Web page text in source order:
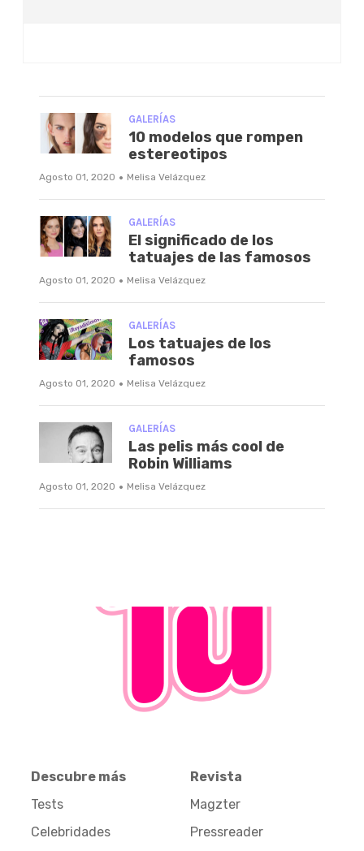
GALERÍAS
10 modelos que rompen
estereotipos
Agosto 01, 2020 · Melisa Velázquez
GALERÍAS
El significado de los
tatuajes de las famosos
Agosto 01, 2020 · Melisa Velázquez
GALERÍAS
Los tatuajes de los
famosos
Agosto 01, 2020 · Melisa Velázquez
GALERÍAS
Las pelis más cool de
Robin Williams
Agosto 01, 2020 · Melisa Velázquez
Descubre más
Tests
Celebridades
Revista
Magzter
Pressreader